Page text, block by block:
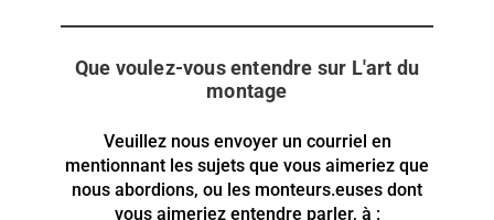
Que voulez-vous entendre sur L'art du
montage
Veuillez nous envoyer un courriel en
mentionnant les sujets que vous aimeriez que
nous abordions, ou les monteurs.euses dont
vous aimeriez entendre parler, à :